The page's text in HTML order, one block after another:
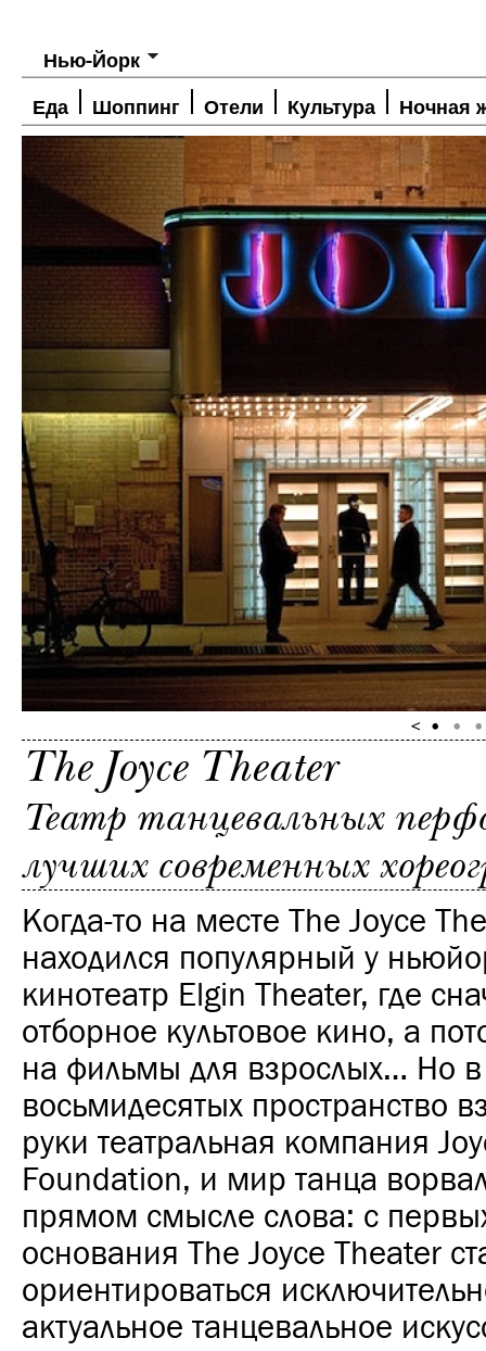
Нью-Йорк
Еда Шоппинг Отели Культура Ночная
The Joyce Theater
Театр танцевальных
лучших современных
Когда-то на месте The Joyce
находился популярный у
кинотеатр Elgin Theater, где
отборное культовое кино, а
на фильмы для взрослых… Но
восьмидесятых пространство
руки театральная компания
Foundation, и мир танца
прямом смысле слова: с
основания The Joyce Theater
ориентироваться
актуальное танцевальное